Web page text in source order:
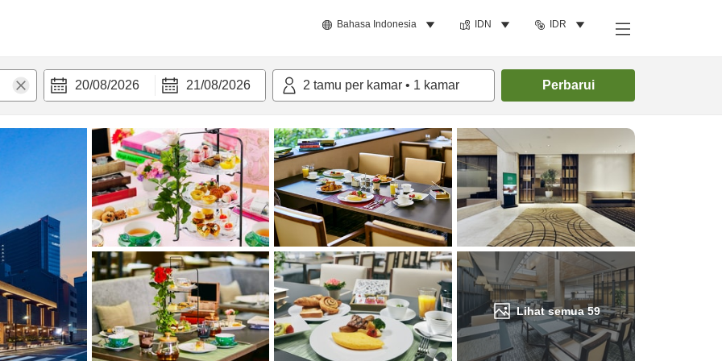
Bahasa Indonesia IDN IDR
20/08/2026 21/08/2026 2 tamu per kamar • 1 kamar Perbarui
Lihat semua59
Cari kamar